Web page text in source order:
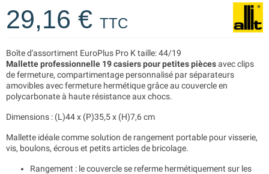
29,16 € TTC
Boîte d'assortiment EuroPlus Pro K taille: 44/19
Mallette professionnelle 19 casiers pour petites piècesavec clips
de fermeture, compartimentage personnalisé par séparateurs
amovibles avec fermeture hermétique grâce au couvercle en
polycarbonate à haute résistance aux chocs.
Dimensions : (L)44 x (P)35,5 x (H)7,6 cm
Mallette idéale comme solution de rangement portable pour visserie,
vis, boulons, écrous et petits articles de bricolage.
Rangement : le couvercle se referme hermétiquement sur les